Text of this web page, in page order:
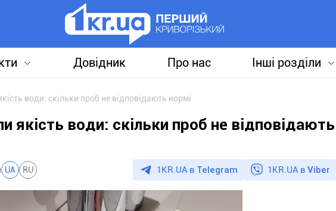
Довідник Про нас Інші розділи
води: скільки проб не відповідають нормі
якість води: скільки проб не відповідають
UA RU 1KR.UA в Telegram 1KR.UA в Viber